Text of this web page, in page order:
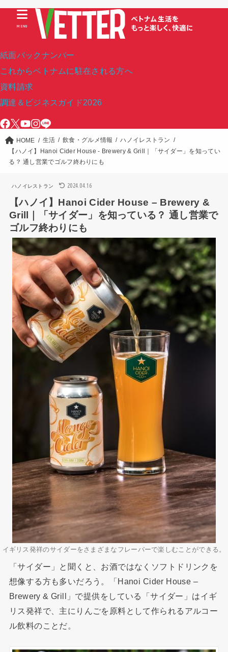
紙面バックナンバー
これからベトナムに駐在される方へ
資料請求
調達＆ビジネスガイド2026
MENU
HOME 生活 飲食・グルメ情報
ハノイレストラン
【ハノイ】Hanoi Cider House - Brewery & Grill｜「サイダー」を知ってい
る？ 通し営業でゴルフ終わりにも
ハノイレストラン 2024.04.16
【ハノイ】Hanoi Cider House – Brewery &
Grill｜「サイダー」を知っている？ 通し営業で
ゴルフ終わりにも
イギリス発祥のサイダーをさまざまなフレーバーで楽しむことができる。
「サイダー」と聞くと、お酒ではなくソフトドリンクを
想像する方も多いだろう。「Hanoi Cider House –
Brewery & Grill」で提供をしている「サイダー」はイギ
リス発祥で、主にりんごを原料として作られるアルコー
ル飲料のことだ。